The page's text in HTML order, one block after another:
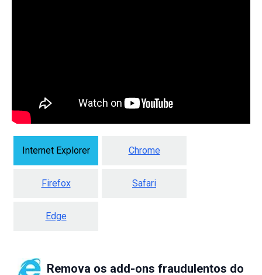
Internet Explorer Chrome
Firefox Safari
Edge
Remova os add-ons fraudulentos do